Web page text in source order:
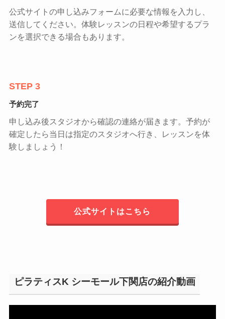
公式サイトの申し込みフォームに必要な情報を入力し、
送信してください。体験レッスンの日程や希望するプラ
ンを選択できる場合もあります。
STEP 3
予約完了
申し込み後スタジオから確認の連絡が届きます。予約が
確定したら当日は指定のスタジオへ行き、レッスンを体
験しましょう！
公式サイトはこちら
ピラティスK シーモール下関店の紹介動画